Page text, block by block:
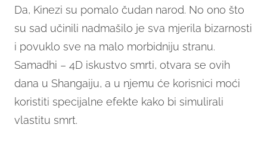
Da, Kinezi su pomalo čudan narod. No ono što
su sad učinili nadmašilo je sva mjerila bizarnosti
i povuklo sve na malo morbidniju stranu.
Samadhi – 4D iskustvo smrti, otvara se ovih
dana u Shangaiju, a u njemu će korisnici moći
koristiti specijalne efekte kako bi simulirali
vlastitu smrt.